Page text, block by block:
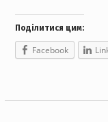
Поділитися цим:
Facebook